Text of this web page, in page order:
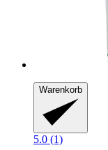
Warenkorb
5.0 (1)